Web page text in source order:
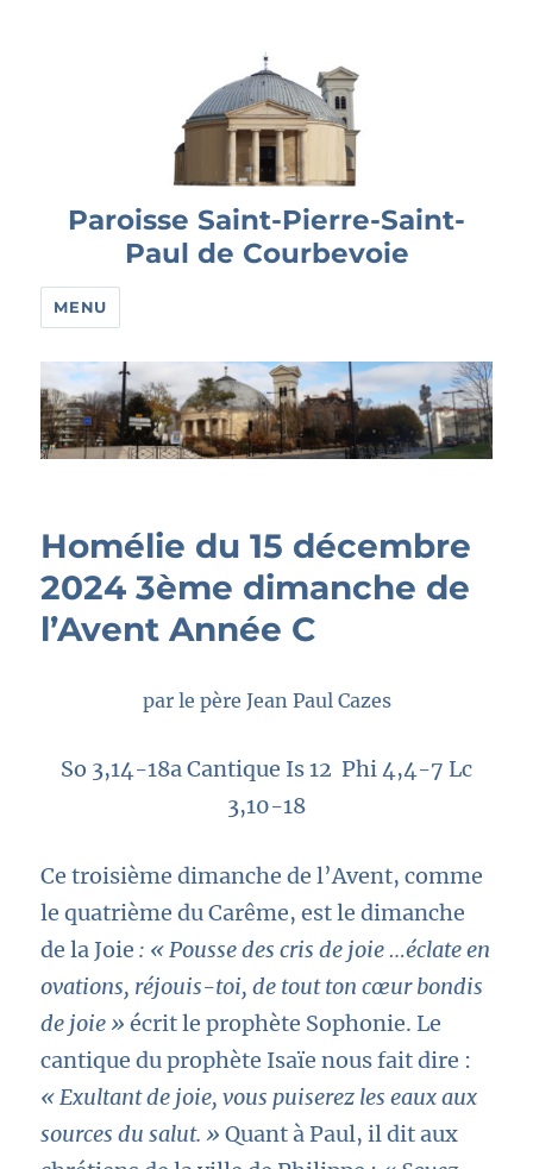
Paroisse Saint-Pierre-Saint-
Paul de Courbevoie
MENU
Homélie du 15 décembre
2024 3ème dimanche de
l’Avent Année C
par le père Jean Paul Cazes
So 3,14-18a Cantique Is 12 Phi 4,4-7 Lc
3,10-18
Ce troisième dimanche de l’Avent, comme
le quatrième du Carême, est le dimanche
de la Joie: « Pousse des cris de joie …éclate en
ovations, réjouis-toi, de tout ton cœur bondis
de joie » écrit le prophète Sophonie. Le
cantique du prophète Isaïe nous fait dire :
« Exultant de joie, vous puiserez les eaux aux
sources du salut. » Quant à Paul, il dit aux